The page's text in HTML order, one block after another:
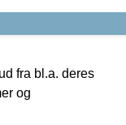
fra bl.a. deres
og